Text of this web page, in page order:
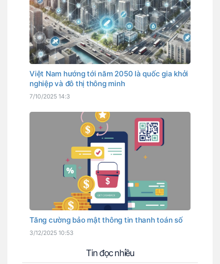
Việt Nam hướng tới năm 2050 là quốc gia khởi
nghiệp và đô thị thông minh
7/10/2025 14:3
Tăng cường bảo mật thông tin thanh toán số
3/12/2025 10:53
Tin đọc nhiều